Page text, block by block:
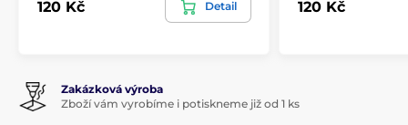
120 Kč Detail 120 Kč
Zakázková výroba
Zboží vám vyrobíme i potiskneme již od 1 ks